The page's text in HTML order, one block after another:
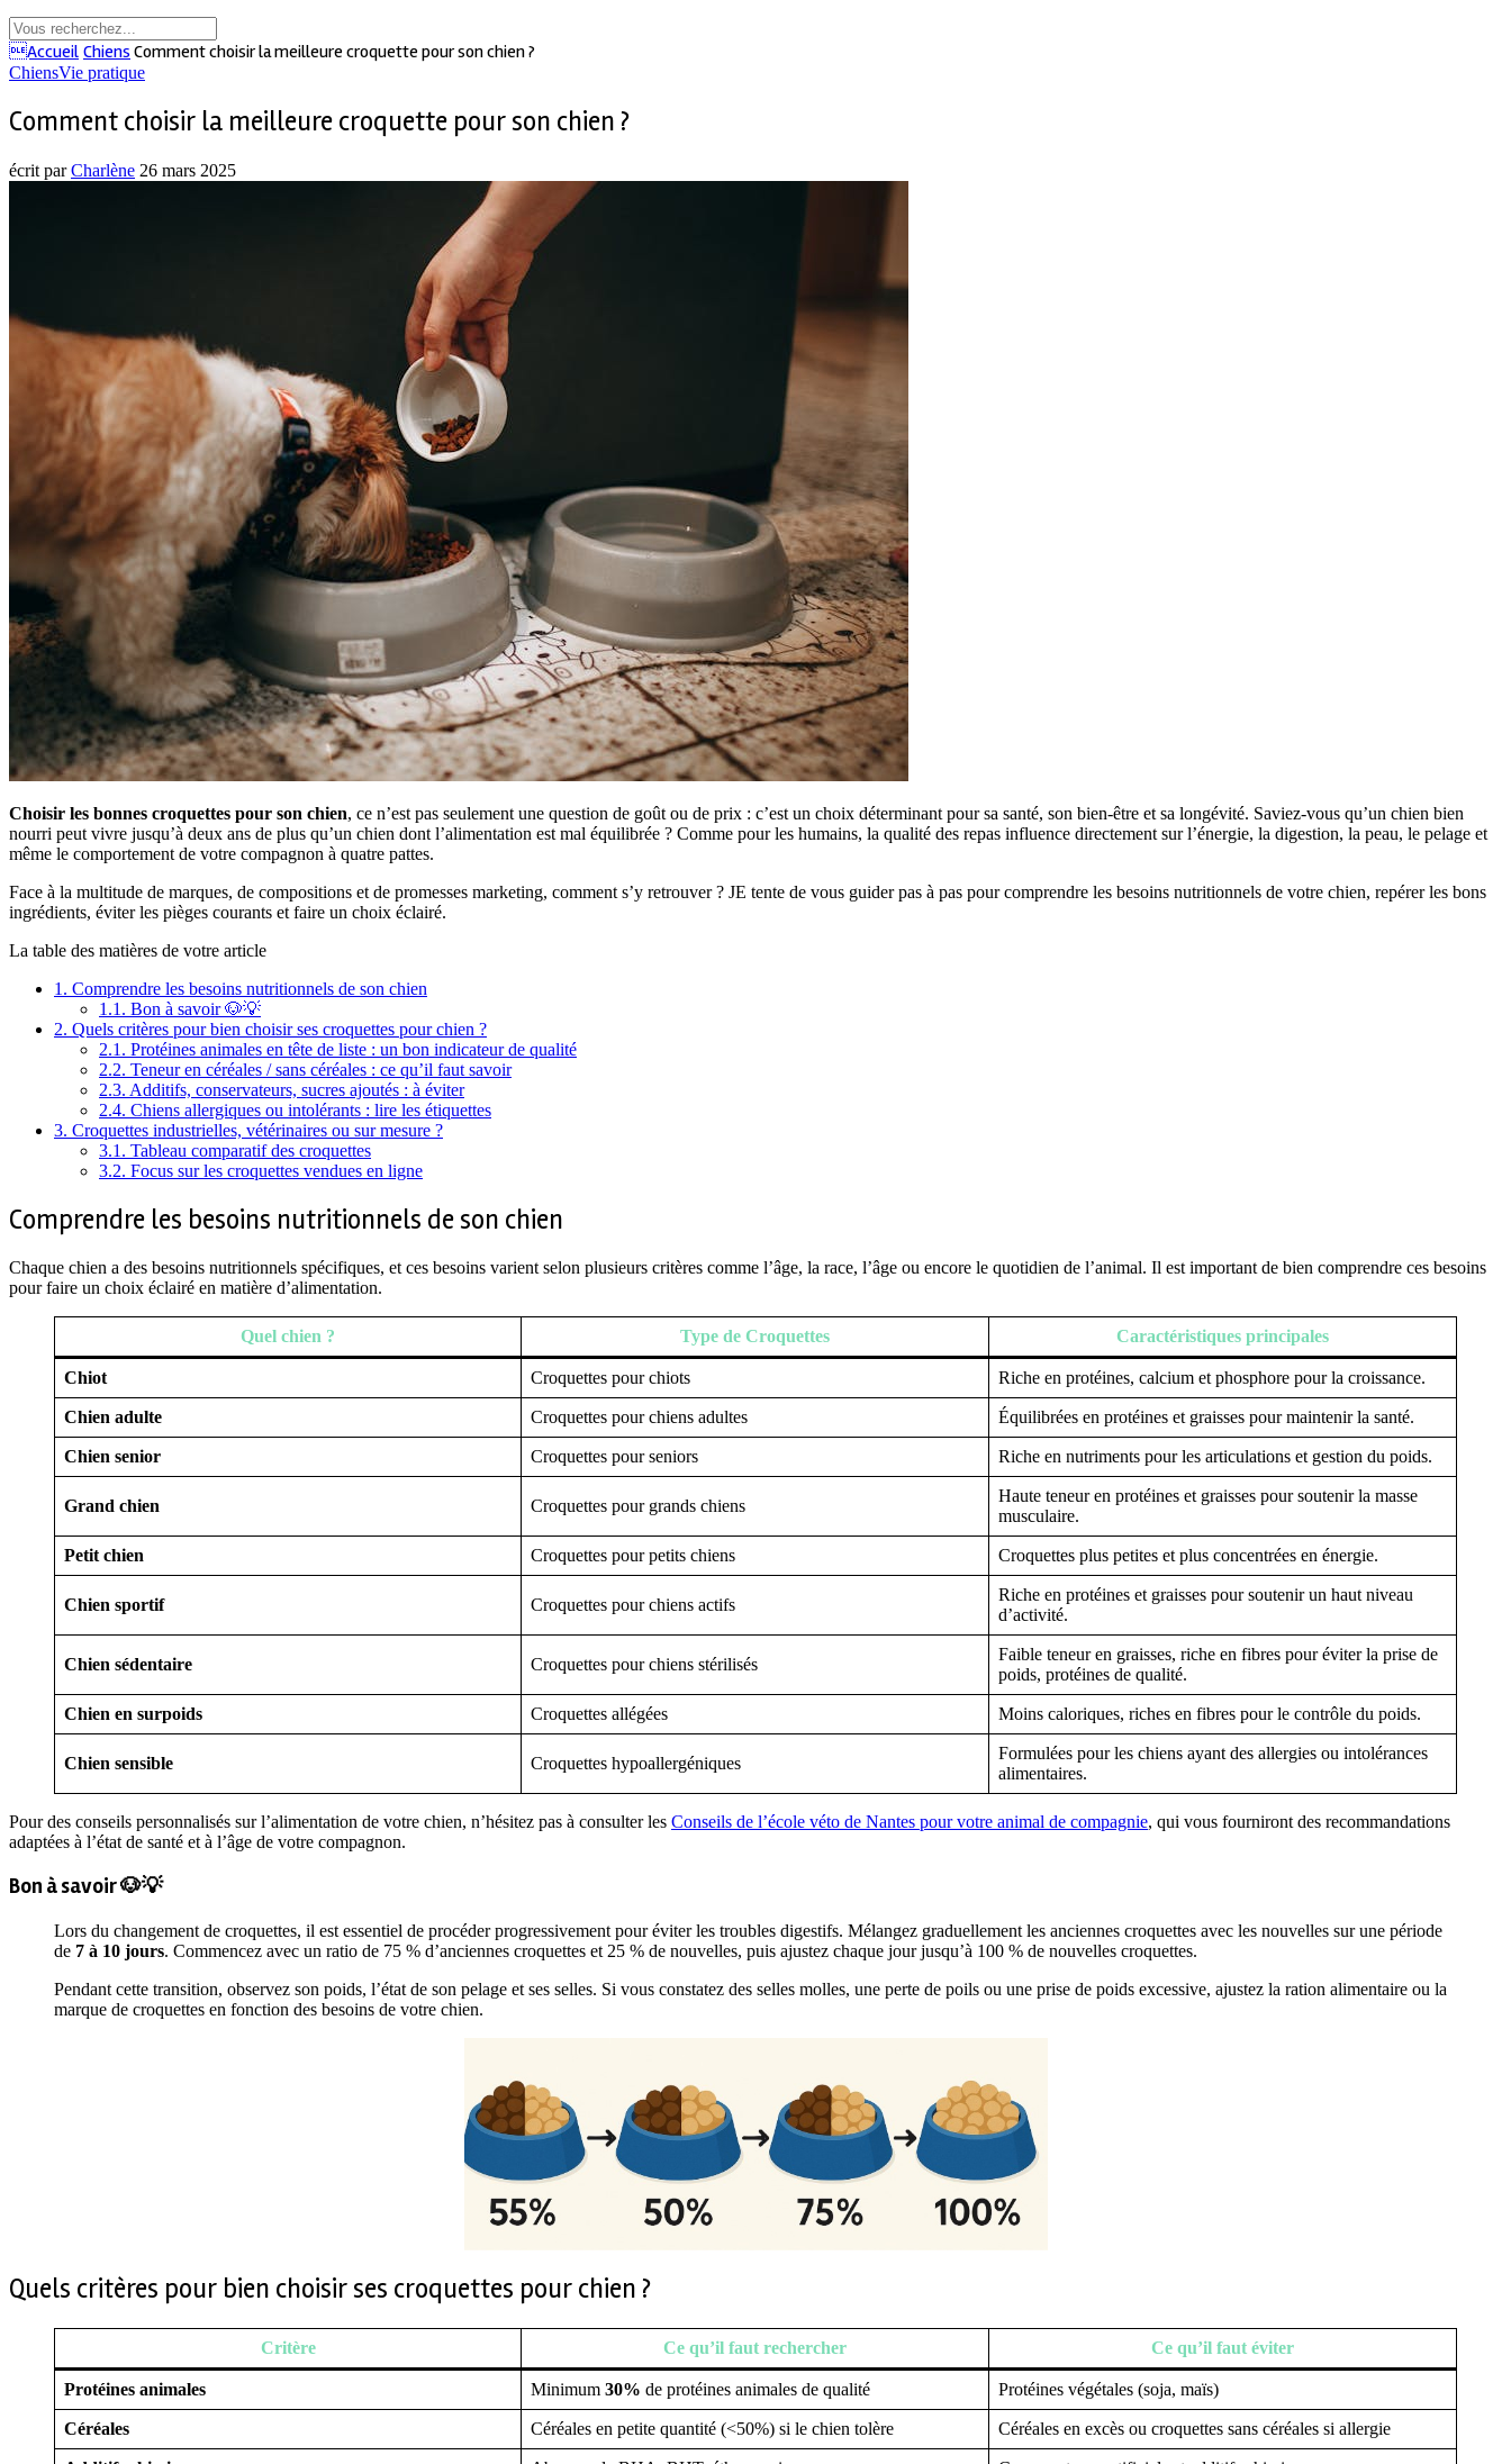
Accueil Chiens Comment choisir la meilleure croquette pour son chien ?
ChiensVie pratique
Comment choisir la meilleure croquette pour son chien ?
écrit parCharlène 26 mars 2025
Choisir les bonnes croquettes pour son chien, ce n’est pas seulement une question de goût ou de prix : c’est un choix déterminant pour sa santé, son bien-être et sa longévité. Saviez-vous qu’un chien bien
nourri peut vivre jusqu’à deux ans de plus qu’un chien dont l’alimentation est mal équilibrée ? Comme pour les humains, la qualité des repas influence directement sur l’énergie, la digestion, la peau, le pelage et
même le comportement de votre compagnon à quatre pattes.
Face à la multitude de marques, de compositions et de promesses marketing, comment s’y retrouver ? JE tente de vous guider pas à pas pour comprendre les besoins nutritionnels de votre chien, repérer les bons
ingrédients, éviter les pièges courants et faire un choix éclairé.
La table des matières de votre article
1. Comprendre les besoins nutritionnels de son chien
1.1. Bon à savoir 🐶💡
2. Quels critères pour bien choisir ses croquettes pour chien ?
2.1. Protéines animales en tête de liste : un bon indicateur de qualité
2.2. Teneur en céréales / sans céréales : ce qu’il faut savoir
2.3. Additifs, conservateurs, sucres ajoutés : à éviter
2.4. Chiens allergiques ou intolérants : lire les étiquettes
3. Croquettes industrielles, vétérinaires ou sur mesure ?
3.1. Tableau comparatif des croquettes
3.2. Focus sur les croquettes vendues en ligne
Comprendre les besoins nutritionnels de son chien
Chaque chien a des besoins nutritionnels spécifiques, et ces besoins varient selon plusieurs critères comme l’âge, la race, l’âge ou encore le quotidien de l’animal. Il est important de bien comprendre ces besoins
pour faire un choix éclairé en matière d’alimentation.
Quel chien ? Type de Croquettes Caractéristiques principales
Chiot Croquettes pour chiots Riche en protéines, calcium et phosphore pour la croissance.
Chien adulte Croquettes pour chiens adultes Équilibrées en protéines et graisses pour maintenir la santé.
Chien senior Croquettes pour seniors Riche en nutriments pour les articulations et gestion du poids.
Grand chien Croquettes pour grands chiens
Haute teneur en protéines et graisses pour soutenir la masse
musculaire.
Petit chien Croquettes pour petits chiens Croquettes plus petites et plus concentrées en énergie.
Chien sportif Croquettes pour chiens actifs
Riche en protéines et graisses pour soutenir un haut niveau
d’activité.
Chien sédentaire Croquettes pour chiens stérilisés
Faible teneur en graisses, riche en fibres pour éviter la prise de
poids, protéines de qualité.
Chien en surpoids Croquettes allégées Moins caloriques, riches en fibres pour le contrôle du poids.
Chien sensible Croquettes hypoallergéniques
Formulées pour les chiens ayant des allergies ou intolérances
alimentaires.
Pour des conseils personnalisés sur l’alimentation de votre chien, n’hésitez pas à consulter les Conseils de l’école véto de Nantes pour votre animal de compagnie, qui vous fourniront des recommandations
adaptées à l’état de santé et à l’âge de votre compagnon.
Bon à savoir 🐶💡
Lors du changement de croquettes, il est essentiel de procéder progressivement pour éviter les troubles digestifs. Mélangez graduellement les anciennes croquettes avec les nouvelles sur une période
de 7 à 10 jours. Commencez avec un ratio de 75 % d’anciennes croquettes et 25 % de nouvelles, puis ajustez chaque jour jusqu’à 100 % de nouvelles croquettes.
Pendant cette transition, observez son poids, l’état de son pelage et ses selles. Si vous constatez des selles molles, une perte de poils ou une prise de poids excessive, ajustez la ration alimentaire ou la
marque de croquettes en fonction des besoins de votre chien.
Quels critères pour bien choisir ses croquettes pour chien ?
Critère Ce qu’il faut rechercher Ce qu’il faut éviter
Protéines animales Minimum 30% de protéines animales de qualité Protéines végétales (soja, maïs)
Céréales Céréales en petite quantité (<50%) si le chien tolère Céréales en excès ou croquettes sans céréales si allergie